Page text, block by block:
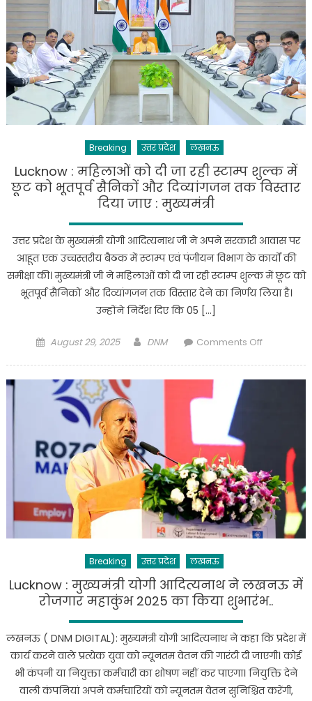
होंगी
और
भी
मज़बूत,रोगी
देखभाल
के
लिए
उन्नत
मशीन
का
Breaking उत्तर प्रदेश लखनऊ
Lucknow : महिलाओं को दी जा रही स्टाम्प शुल्क में
छूट को भूतपूर्व सैनिकों और दिव्यांगजन तक विस्तार
दिया जाए : मुख्यमंत्री
उत्तर प्रदेश के मुख्यमंत्री योगी आदित्यनाथ जी ने अपने सरकारी आवास पर
आहूत एक उच्चस्तरीय बैठक में स्टाम्प एवं पंजीयन विभाग के कार्यों की
समीक्षा की। मुख्यमंत्री जी ने महिलाओं को दी जा रही स्टाम्प शुल्क में छूट को
भूतपूर्व सैनिकों और दिव्यांगजन तक विस्तार देने का निर्णय लिया है।
उन्होंने निर्देश दिए कि 05 […]
Posted
August 29, 2025 Author
DNM Comments Offon
स्टाम्प
शुल्क
में
छूट
को
और
दिव्यांगजन
विस्तार
दिया
जाए
:
मुख्यमंत्री
Breaking उत्तर प्रदेश लखनऊ
Lucknow : मुख्यमंत्री योगी आदित्यनाथ ने लखनऊ में
रोजगार महाकुंभ 2025 का किया शुभारंभ..
लखनऊ ( DNM DIGITAL): मुख्यमंत्री योगी आदित्यनाथ ने कहा कि प्रदेश में
कार्य करने वाले प्रत्येक युवा को न्यूनतम वेतन की गारंटी दी जाएगी। कोई
भी कंपनी या नियुक्ता कर्मचारी का शोषण नहीं कर पाएगा। नियुक्ति देने
वाली कंपनियां अपने कर्मचारियों को न्यूनतम वेतन सुनिश्चित करेंगी,